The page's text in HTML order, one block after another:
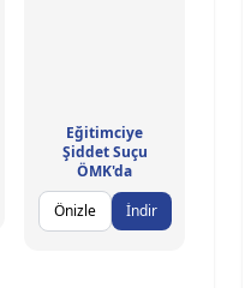
Eğitimciye
Şiddet Suçu
ÖMK'da
Önizle
İndir